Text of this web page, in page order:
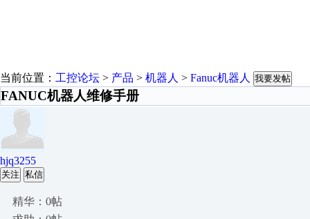
当前位置： 工控论坛 > 产品 > 机器人 > Fanuc机器人 我要发帖
FANUC机器人维修手册
hjq3255
关注 私信
精华：0帖